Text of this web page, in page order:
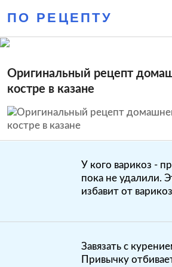
ПО РЕЦЕПТУ
Оригинальный рецепт
костре в казане
У кого варикоз -
пока не удалили.
избавит от
Завязать с
Привычку